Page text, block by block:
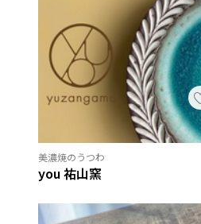
美濃焼のうつわ
you 祐山窯